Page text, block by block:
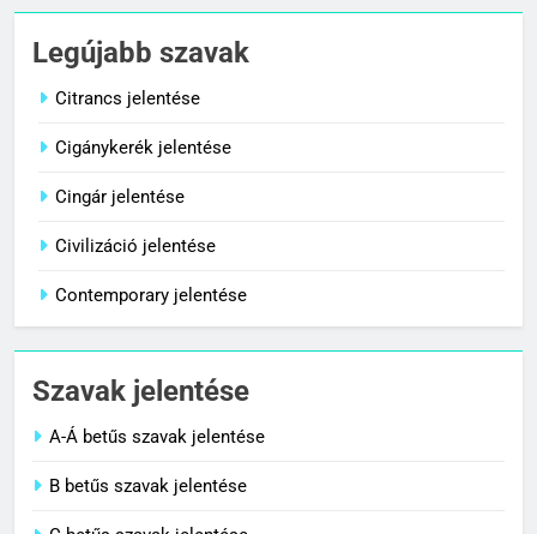
7
Centrális jelentése
C BETŰS SZAVAK JELENTÉSE
1
Citrancs jelentése
C BETŰS SZAVAK JELENTÉSE
2
Legújabb szavak
Szavak jelentése